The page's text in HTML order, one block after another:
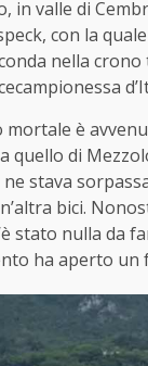
in valle di
con la
nella
mortale è
quello di
stava
bici.
stato nulla da
ha aperto un